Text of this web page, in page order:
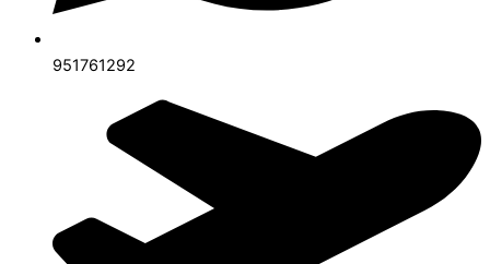
951761292